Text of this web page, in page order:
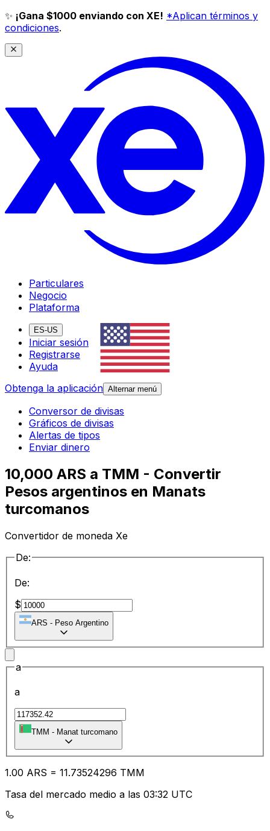
✨ ¡Gana $1000 enviando con XE! *Aplican términos y
condiciones.
Particulares
Negocio
Plataforma
ES-US
Iniciar sesión
Registrarse
Ayuda
Obtenga la aplicación Alternar menú
Conversor de divisas
Gráficos de divisas
Alertas de tipos
Enviar dinero
10,000 ARS a TMM - Convertir
Pesos argentinos en Manats
turcomanos
Convertidor de moneda Xe
De:
De:
$
ARS - Peso Argentino
a
a
TMM - Manat turcomano
1.00 ARS = 11.73524296 TMM
Tasa del mercado medio a las 03:32 UTC